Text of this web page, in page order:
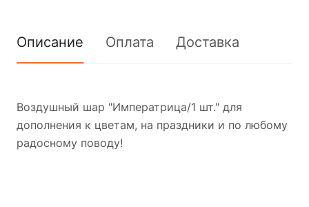
Описание Оплата Доставка
Воздушный шар "Императрица/1 шт." для
дополнения к цветам, на праздники и по любому
радосному поводу!